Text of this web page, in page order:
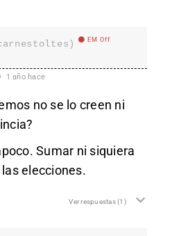
EM Off
1 año hace
no se lo creen ni
Sumar ni siquiera
elecciones.
Ver respuestas(1)